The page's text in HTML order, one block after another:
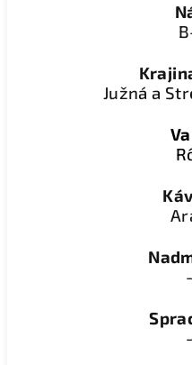
Južná a